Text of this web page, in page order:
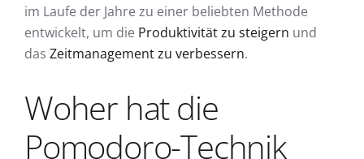
im Laufe der Jahre zu einer beliebten Methode
entwickelt, um die Produktivität zu steigern und
das Zeitmanagement zu verbessern.
Woher hat die
Pomodoro-Technik